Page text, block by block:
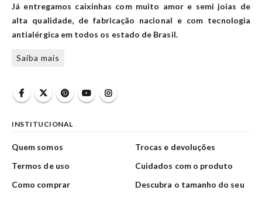
Já entregamos caixinhas com muito amor e semi joias de
alta qualidade, de fabricação nacional e com tecnologia
antialérgica em todos os estado de Brasil.
Saiba mais
INSTITUCIONAL
Quem somos
Termos de uso
Como comprar
Trocas e devoluções
Cuidados com o produto
Descubra o tamanho do seu